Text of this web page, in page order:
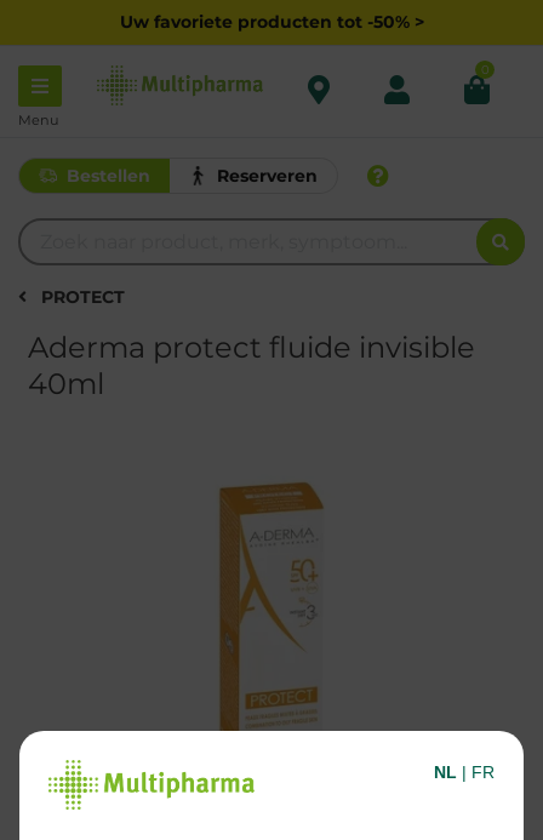
Uw favoriete producten tot -50% >
Menu
0
Bestellen Reserveren
PROTECT
Aderma protect fluide invisible
40ml
NL | FR